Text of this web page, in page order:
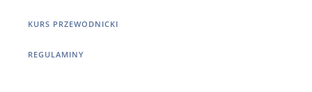
KURS PRZEWODNICKI
REGULAMINY